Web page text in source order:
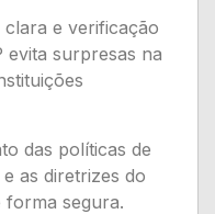
e verificação
evita surpresas na
das políticas de
as diretrizes do
forma segura.